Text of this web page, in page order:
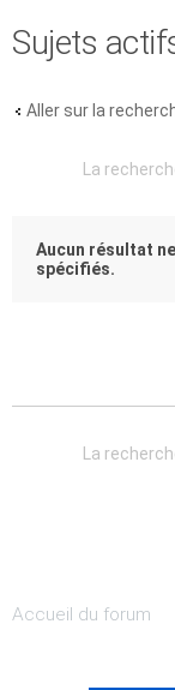
Sujets
Aller sur la
La
Aucun résultat
spécifiés.
La
Accueil du forum